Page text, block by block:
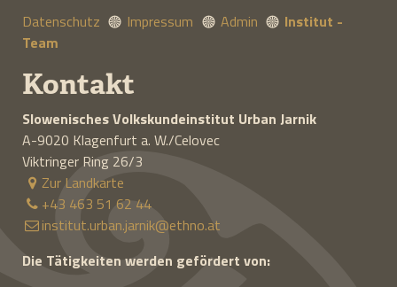
Datenschutz Impressum Admin
Institut -
Team
Kontakt
Slowenisches Volkskundeinstitut Urban Jarnik
A-9020 Klagenfurt a. W./Celovec
Viktringer Ring 26/3
Zur Landkarte
+43 463 51 62 44
institut.urban.jarnik@ethno.at
Die Tätigkeiten werden gefördert von: